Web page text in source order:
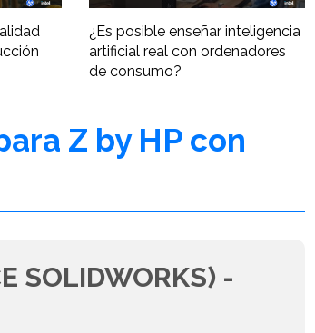
¿Es posible enseñar inteligencia
artificial real con ordenadores
de consumo?
Z by HP con
SOLIDWORKS) -